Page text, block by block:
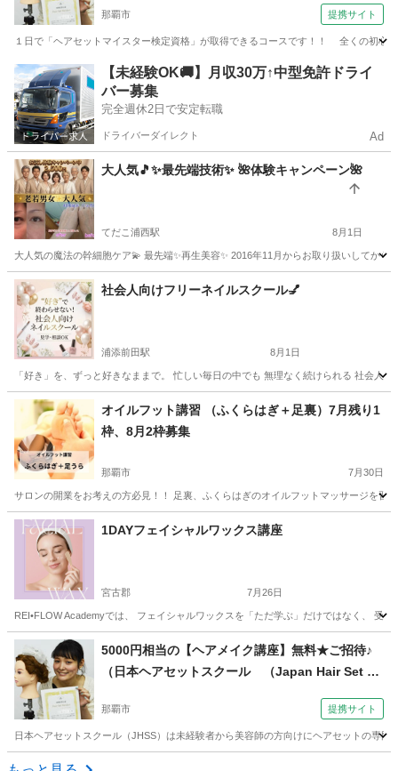
【JHSS沖縄校】お仕事しながら学べる♪）
那覇市 提携サイト
１日で「ヘアセットマイスター検定資格」が取得できるコースです！！ 全くの初心
沖縄 那覇市 ヘアメイク
【未経験OK🚚】月収30万↑中型免許ドライ
バー募集
完全週休2日で安定転職
ドライバーダイレクト Ad
大人気🎵✨最先端技術✨ 🌺体験キャンペーン🌺
てだこ浦西駅 8月1日
大人気の魔法の幹細胞ケア💫 最先端✨再生美容✨ 2016年11月からお取り扱いしてか
沖縄 宜野湾市 てだこ浦西駅 スキンケア
社会人向けフリーネイルスクール💅
浦添前田駅 8月1日
「好き」を、ずっと好きなままで。 忙しい毎日の中でも 無理なく続けられる 社会
沖縄 中頭郡 浦添前田駅 ネイル 社会人
オイルフット講習 （ふくらはぎ＋足裏）7月残り1
枠、8月2枠募集
那覇市 7月30日
サロンの開業をお考えの方必見！！ 足裏、ふくらはぎのオイルフットマッサージを
沖縄 那覇市 フットマッサージ ふくらはぎ
1DAYフェイシャルワックス講座
宮古郡 7月26日
REI•FLOW Academyでは、 フェイシャルワックスを「ただ学ぶ」だけではなく、 受
沖縄 宮古郡 その他 フェイシャル
5000円相当の【ヘアメイク講座】無料★ご招待♪
（日本ヘアセットスクール （Japan Hair Set Sc
那覇市 提携サイト
日本ヘアセットスクール（JHSS）は未経験者から美容師の方向けにヘアセットの専
沖縄 那覇市